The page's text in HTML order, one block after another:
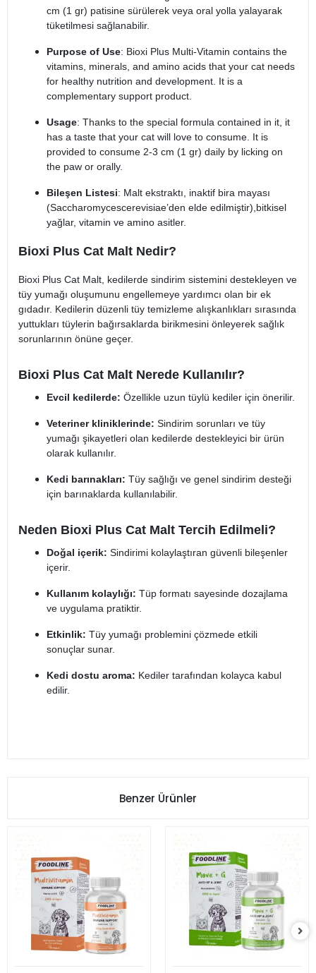
cm (1 gr) patisine sürülerek veya oral yolla yalayarak
tüketilmesi sağlanabilir.
Purpose of Use: Bioxi Plus Multi-Vitamin contains the
vitamins, minerals, and amino acids that your cat needs
for healthy nutrition and development. It is a
complementary support product.
Usage: Thanks to the special formula contained in it, it
has a taste that your cat will love to consume. It is
provided to consume 2-3 cm (1 gr) daily by licking on
the paw or orally.
Bileşen Listesi: Malt ekstraktı, inaktif bira mayası
(Saccharomycescerevisiae’den elde edilmiştir),bitkisel
yağlar, vitamin ve amino asitler.
Bioxi Plus Cat Malt Nedir?
Bioxi Plus Cat Malt, kedilerde sindirim sistemini destekleyen ve
tüy yumağı oluşumunu engellemeye yardımcı olan bir ek
gıdadır. Kedilerin düzenli tüy temizleme alışkanlıkları sırasında
yuttukları tüylerin bağırsaklarda birikmesini önleyerek sağlık
sorunlarının önüne geçer.
Bioxi Plus Cat Malt Nerede Kullanılır?
Evcil kedilerde: Özellikle uzun tüylü kediler için önerilir.
Veteriner kliniklerinde: Sindirim sorunları ve tüy
yumağı şikayetleri olan kedilerde destekleyici bir ürün
olarak kullanılır.
Kedi barınakları: Tüy sağlığı ve genel sindirim desteği
için barınaklarda kullanılabilir.
Neden Bioxi Plus Cat Malt Tercih Edilmeli?
Doğal içerik: Sindirimi kolaylaştıran güvenli bileşenler
içerir.
Kullanım kolaylığı: Tüp formatı sayesinde dozajlama
ve uygulama pratiktir.
Etkinlik: Tüy yumağı problemini çözmede etkili
sonuçlar sunar.
Kedi dostu aroma: Kediler tarafından kolayca kabul
edilir.
Benzer Ürünler